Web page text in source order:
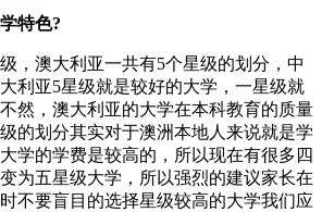
特色?
，澳大利亚一共有5个星级的划分，中
利亚5星级就是较好的大学，一星级就
然，澳大利亚的大学在本科教育的质量
的划分其实对于澳洲本地人来说就是学
学的学费是较高的，所以现在有很多四
为五星级大学，所以强烈的建议家长在
不要盲目的选择星级较高的大学我们应